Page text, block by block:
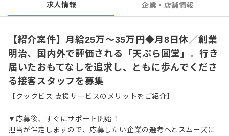
求人情報 企業・店舗情報
【紹介案件】月給25万～35万円◆月8日休／創業
明治、国内外で評価される「天ぷら圓堂」。行き
届いたおもてなしを追求し、ともに歩んでくださ
る接客スタッフを募集
【クックビズ 支援サービスのメリットをご紹介】
▼応募後、すぐにサポート開始！
担当が伴走しますので、応募したい企業の選考へとスムーズに